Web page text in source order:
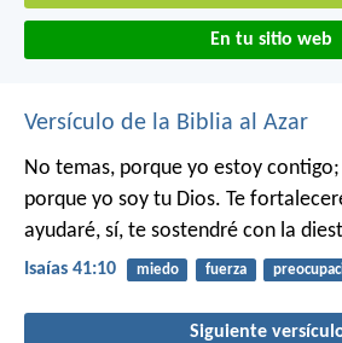
En tu sitio web
Versículo de la Biblia al Azar
No temas, porque yo estoy contigo;
porque yo soy tu Dios. Te
ayudaré, sí, te sostendré con la
Isaías 41:10 miedo fuerza
Siguiente